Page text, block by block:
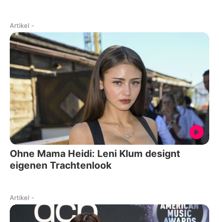
Artikel -
Ohne Mama Heidi: Leni Klum designt
eigenen Trachtenlook
Artikel -